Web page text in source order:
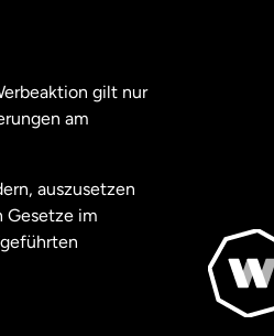
gilt nur
am
auszusetzen
Gesetze im